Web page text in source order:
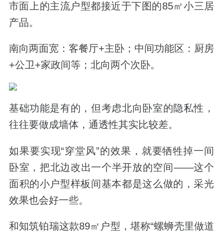
市面上的主流户型都接近于下图的85㎡小三居
产品。
南向两面宽：客餐厅+主卧；中间功能区：厨房
+公卫+家政间等；北向两个次卧。
基础功能是有的，但考虑北向卧室的隐私性，
往往要做成墙体，通透性其实比较差。
如果要实现“穿堂风”的效果，就要牺牲掉一间
卧室，把北边改出一个半开放的空间——这个
面积的小户型样板间基本都是这么做的，采光
效果也会好一些。
和知筑铂瑞这款89㎡户型，堪称“螺蛳壳里做道